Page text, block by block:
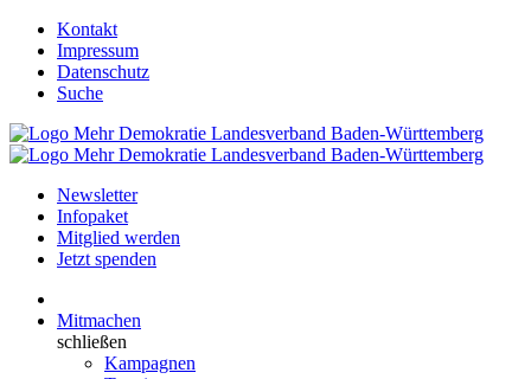
Kontakt
Impressum
Datenschutz
Suche
Newsletter
Infopaket
Mitglied werden
Jetzt spenden
Mitmachen
schließen
Kampagnen